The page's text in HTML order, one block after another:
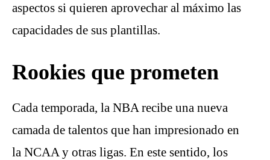
aspectos si quieren aprovechar al máximo las
capacidades de sus plantillas.
Rookies que prometen
Cada temporada, la NBA recibe una nueva
camada de talentos que han impresionado en
la NCAA y otras ligas. En este sentido, los